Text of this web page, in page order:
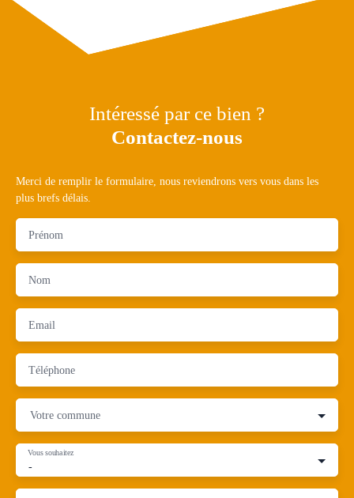
Intéressé par ce bien ?
Contactez-nous
Merci de remplir le formulaire, nous reviendrons vers vous dans les
plus brefs délais.
Prénom
Nom
Email
Téléphone
Votre commune
-
Vous souhaitez